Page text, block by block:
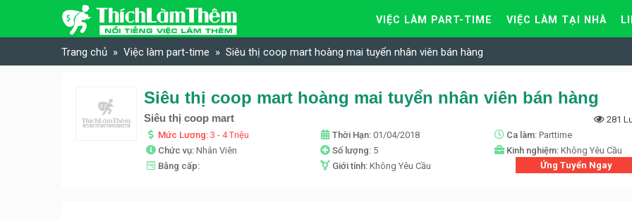
Skip to content
VIỆC LÀM PART-TIME VIỆC LÀM TẠI NHÀ
Trang chủ Việc làm part-time Siêu thị coop mart hoàng mai tuyển nhân viên bán hàng
Siêu thị coop mart hoàng mai tuyển nhân viên bán hàng
Siêu thị coop mart
281
Mức Lương: 3 - 4 Triệu Thời Hạn: 01/04/2018 Ca làm: Parttime
Chức vụ: Nhân Viên Số lượng: 5 Kinh nghiệm: Không Yêu Cầu
Bằng cấp:
Giới tính: Không Yêu Cầu Ứng Tuyển Ngay